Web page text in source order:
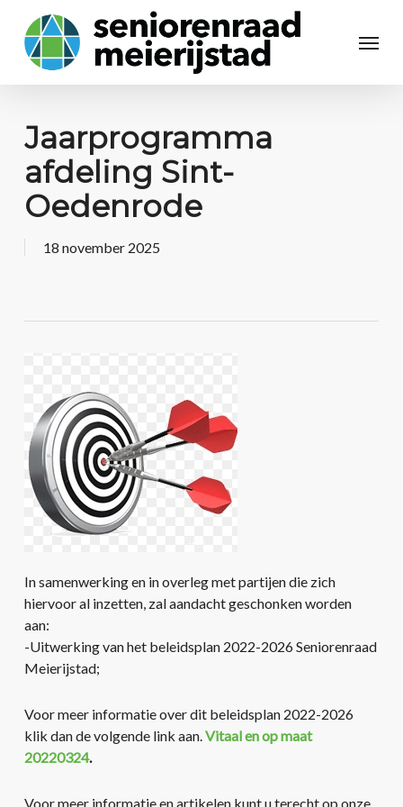
Jaarprogramma
afdeling Sint-
Oedenrode
18 november 2025
In samenwerking en in overleg met partijen die zich
hiervoor al inzetten, zal aandacht geschonken worden
aan:
-Uitwerking van het beleidsplan 2022-2026 Seniorenraad
Meierijstad;
Voor meer informatie over dit beleidsplan 2022-2026
klik dan de volgende link aan.Vitaal en op maat
20220324.
Voor meer informatie en artikelen kunt u terecht op onze